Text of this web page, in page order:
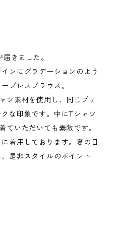
きました。
ンにグラデーションのよう
ブレスブラウス。
ツ素材を使用し、同じプリ
な印象です。中にTシャツ
ていただいても素敵です。
着用しております。夏の日
是非スタイルのポイント